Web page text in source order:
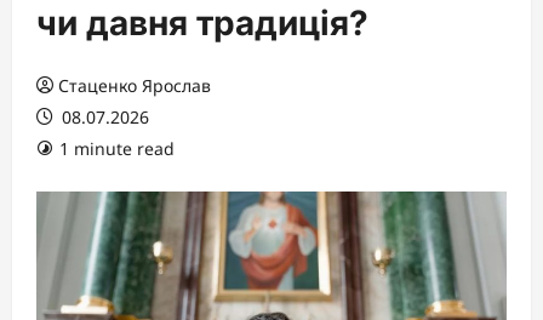
чи давня традиція?
Стаценко Ярослав
08.07.2026
1 minute read